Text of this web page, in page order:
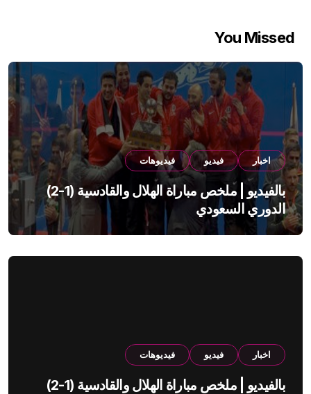
المقالاتYou Missed
اخبار فيديو فيديوهات
بالفيديو | ملخص مباراة الهلال والقادسية (1-2)
الدوري السعودي
اخبار فيديو فيديوهات
بالفيديو | ملخص مباراة الهلال والقادسية (1-2)